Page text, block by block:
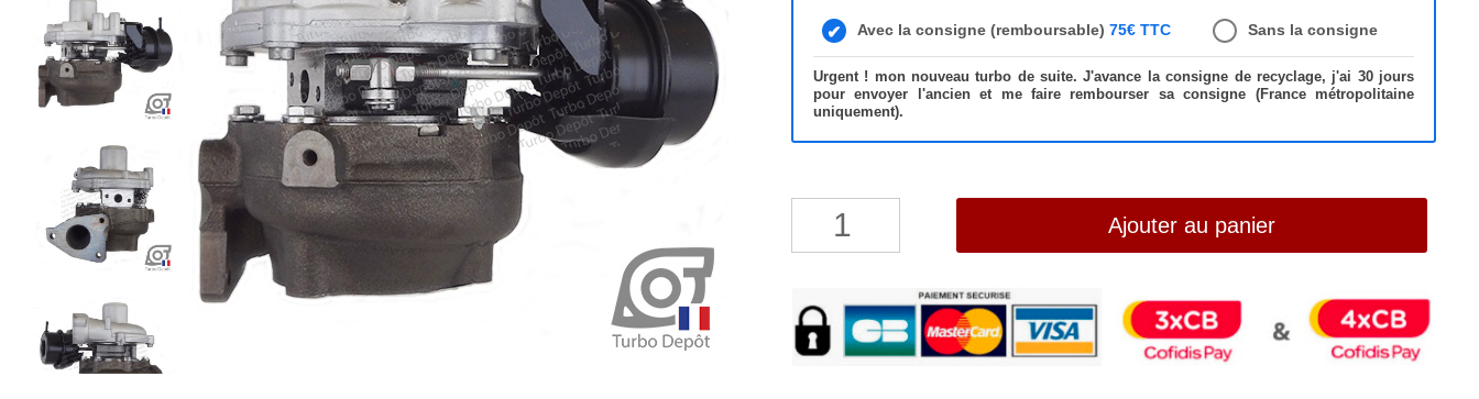
Avec la consigne (remboursable) 75€ TTC Sans la consigne
Urgent ! mon nouveau turbo de suite. J'avance la consigne de recyclage, j'ai 30 jours
pour envoyer l'ancien et me faire rembourser sa consigne (France métropolitaine
uniquement).
quantité
Opel
Vivaro
Ajouter au panier